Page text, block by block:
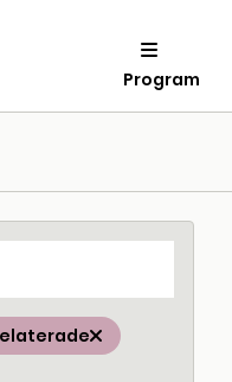
Program